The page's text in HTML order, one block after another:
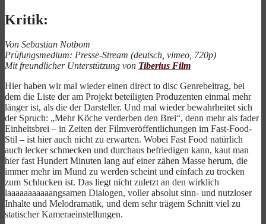
Kritik:
Von Sebastian Notbom
Prüfungsmedium: Presse-Stream (deutsch, vimeo, 720p)
Mit freundlicher Unterstützung von Tiberius Film
Hier haben wir mal wieder einen direct to disc Genrebeitrag, bei
dem die Liste der am Projekt beteiligten Produzenten einmal mehr
länger ist, als die der Darsteller. Und mal wieder bewahrheitet sich
der Spruch: „Mehr Köche verderben den Brei“, denn mehr als fader
Einheitsbrei – in Zeiten der Filmveröffentlichungen im Fast-Food-
Stil – ist hier auch nicht zu erwarten. Wobei Fast Food natürlich
auch lecker schmecken und durchaus befriedigen kann, kaut man
hier fast Hundert Minuten lang auf einer zähen Masse herum, die
immer mehr im Mund zu werden scheint und einfach zu trocken
zum Schlucken ist. Das liegt nicht zuletzt an den wirklich
laaaaaaaaaaangsamen Dialogen, voller absolut sinn- und nutzloser
Inhalte und Melodramatik, und dem sehr trägem Schnitt viel zu
statischer Kameraeinstellungen.